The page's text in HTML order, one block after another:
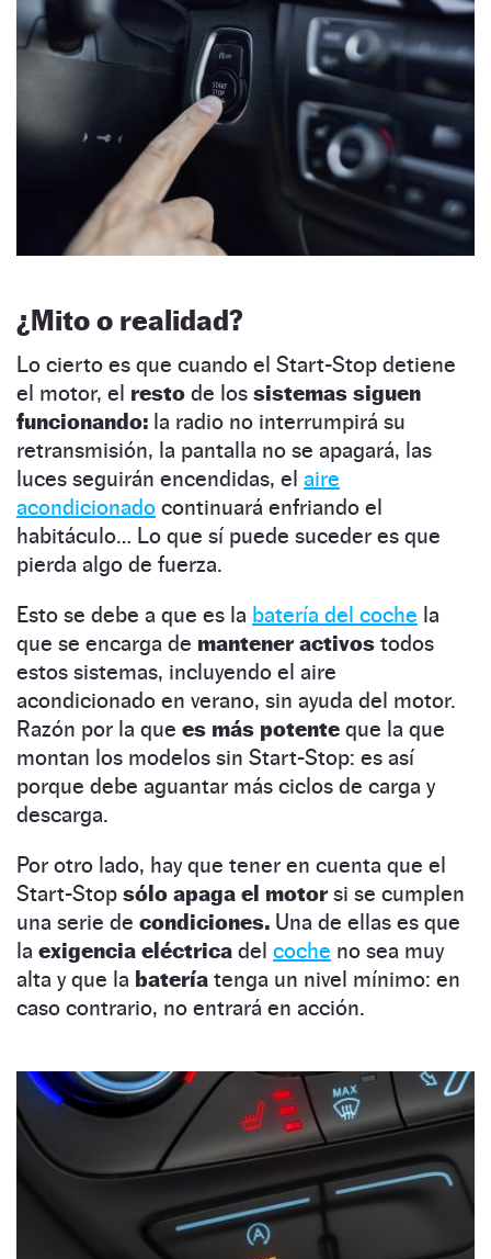
¿Mito o realidad?
Lo cierto es que cuando el Start-Stop detiene
el motor, el resto de los sistemas siguen
funcionando: la radio no interrumpirá su
retransmisión, la pantalla no se apagará, las
luces seguirán encendidas, el aire
acondicionado continuará enfriando el
habitáculo… Lo que sí puede suceder es que
pierda algo de fuerza.
Esto se debe a que es la batería del coche la
que se encarga de mantener activos todos
estos sistemas, incluyendo el aire
acondicionado en verano, sin ayuda del motor.
Razón por la que es más potente que la que
montan los modelos sin Start-Stop: es así
porque debe aguantar más ciclos de carga y
descarga.
Por otro lado, hay que tener en cuenta que el
Start-Stop sólo apaga el motorsi se cumplen
una serie de condiciones. Una de ellas es que
la exigencia eléctrica del coche no sea muy
alta y que la batería tenga un nivel mínimo: en
caso contrario, no entrará en acción.